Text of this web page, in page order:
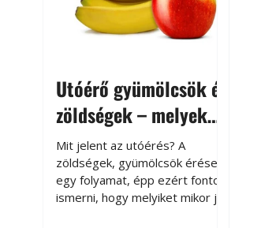
Utóérő gyümölcsök és
zöldségek – melyek
érnek tovább leszedés
után?
Mit jelent az utóérés? A
zöldségek, gyümölcsök érése
egy folyamat, épp ezért fontos
ismerni, hogy melyiket mikor jó